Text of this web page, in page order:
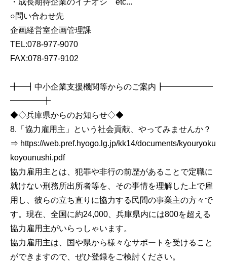
・成長期待企業のイチオシ etc...
○問い合わせ先
企画経営室企画管理課
TEL:078-977-9070
FAX:078-977-9102
╋━┫中小企業支援機関等からのご案内┣━━━━━━
━━━━╋
◆◇兵庫県からのお知らせ◇◆
8.「協力雇用主」という社会貢献、やってみませんか？
⇒ https://web.pref.hyogo.lg.jp/kk14/documents/kyouryoku
koyounushi.pdf
協力雇用主とは、犯罪や非行の前歴があることで定職に
就けない刑務所出所者等を、その事情を理解した上で雇
用し、彼らの立ち直りに協力する民間の事業主の方々で
す。現在、全国に約24,000、兵庫県内には800を超える
協力雇用主がいらっしゃいます。
協力雇用主は、国や県から様々なサポートを受けること
ができますので、ぜひ登録をご検討ください。